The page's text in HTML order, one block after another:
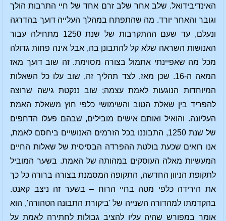
האינדיבידואל. שלב אחר שלב זרם אחד של חיי התרבות הולך
וגובר והאחר יורד. מה שהתפתח במהלך העלייה דועך בהדרגה
ונעלם, עד שעם ההתקרבות של שנת 1250 מתחילה עבור
האנושות השראה שלא קל להתבונן בה, אבל אינה פחות גדולה
מכל מה שאפיינתי אתמול בצורה מסוימת. זה שוב דועך מאז
המאה ה-16. שכן מאז, לצד תהליך זה, שוב עלו כל השאלות
המיוחדות הנוגעות לאמת עצמה; שוב ננקטת גישה שרוצה
להפריד בין שאלת הטוב והשימושי כלפי חוץ משאלת האמת
העליונה. והואיל ואותם אישים מובילים, שבהם פעלו הדחפים
של שנת 1250, התבוננו בכל הזרמים האנושיים ביחסם לאמת,
אנו רואים שכעת בולטת ההפרדה הבסיסית של שאלות החיים
המעשיות מאלה העוסקים במהותה של האמת. בשער המוביל
לתקופת הניוון החדשה, התקופה המסמנת בצורה ברורה כל כך
את הירידה כלפי מטה בחיי הרוח – בשער זה ניצב קאנט.
בהקדמתו למהדורה השנייה של 'ביקורת התבונה הטהורה', הוא
אומר במפורש שהיה עליו להציב גבולות לחתירה לאמת על